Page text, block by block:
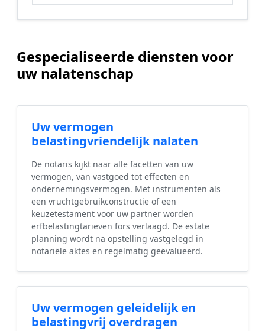
Gespecialiseerde diensten voor
uw nalatenschap
Uw vermogen
belastingvriendelijk nalaten
De notaris kijkt naar alle facetten van uw
vermogen, van vastgoed tot effecten en
ondernemingsvermogen. Met instrumenten als
een vruchtgebruikconstructie of een
keuzetestament voor uw partner worden
erfbelastingtarieven fors verlaagd. De estate
planning wordt na opstelling vastgelegd in
notariële aktes en regelmatig geëvalueerd.
Uw vermogen geleidelijk en
belastingvrij overdragen